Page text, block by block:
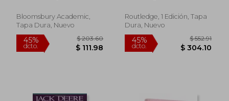
Bloomsbury Academic,
Tapa Dura, Nuevo
Routledge, 1 Edición, Tapa
Dura, Nuevo